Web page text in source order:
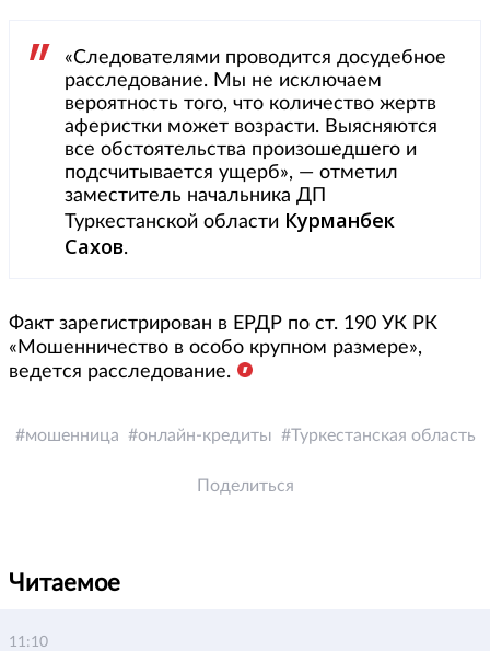
«Следователями проводится досудебное
расследование. Мы не исключаем
вероятность того, что количество жертв
аферистки может возрасти. Выясняются
все обстоятельства произошедшего и
подсчитывается ущерб», — отметил
заместитель начальника ДП
Туркестанской области Курманбек
Сахов.
Факт зарегистрирован в ЕРДР по ст. 190 УК РК
«Мошенничество в особо крупном размере»,
ведется расследование.
мошенница онлайн-кредиты Туркестанская область
Поделиться
Читаемое
11:10